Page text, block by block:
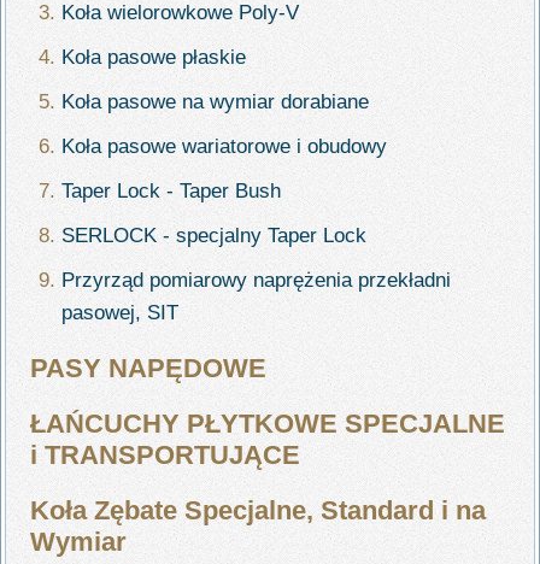
Koła wielorowkowe Poly-V
Koła pasowe płaskie
Koła pasowe na wymiar dorabiane
Koła pasowe wariatorowe i obudowy
Taper Lock - Taper Bush
SERLOCK - specjalny Taper Lock
Przyrząd pomiarowy naprężenia przekładni
pasowej, SIT
PASY NAPĘDOWE
ŁAŃCUCHY PŁYTKOWE SPECJALNE
i TRANSPORTUJĄCE
Koła Zębate Specjalne, Standard i na
Wymiar